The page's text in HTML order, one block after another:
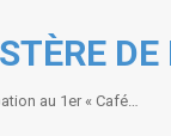
au 1er « Café…